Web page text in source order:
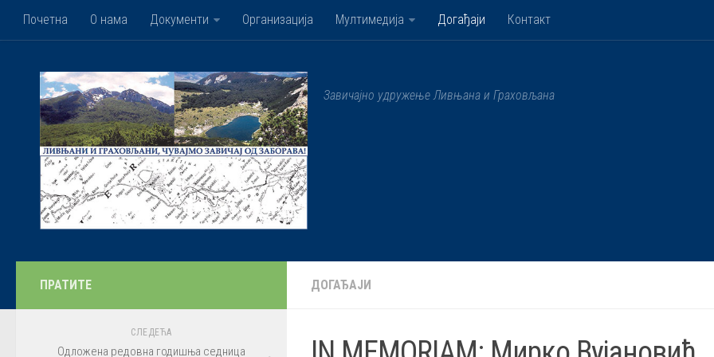
Почетна О нама Документи Организација Мултимедија Догађаји Контакт
Завичајно удружење Ливњана и Граховљана
ДОГАЂАЈИ
ПРАТИТЕ
СЛЕДЕЋА
Одложена редовна годишња седница